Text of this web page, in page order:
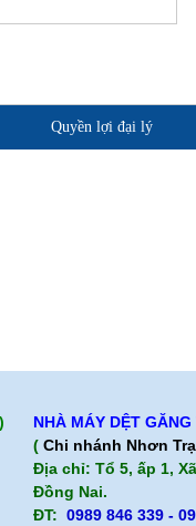
Quyền lợi đại lý
)
NHÀ MÁY DỆT
( Chi nhánh Nhơn
Địa chỉ: Tổ 5, ấp 1,
Đồng Nai.
ĐT: 0989 846 339 -